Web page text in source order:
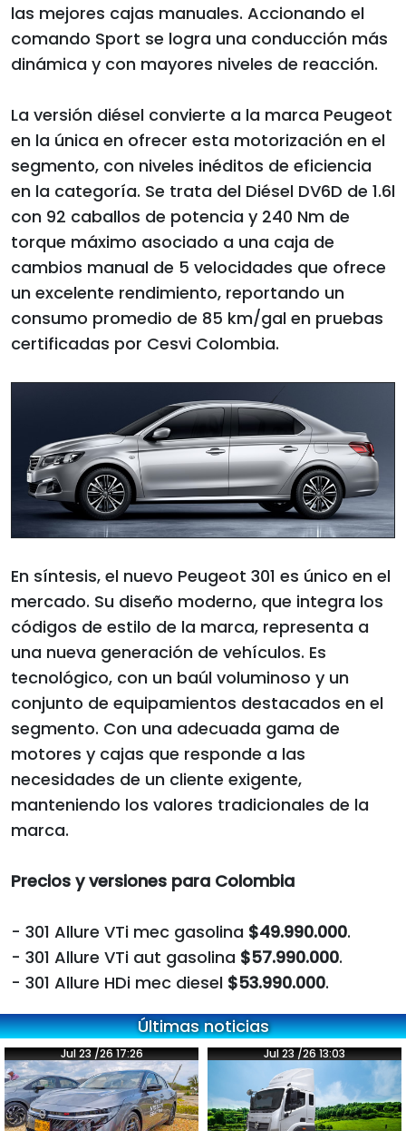
las mejores cajas manuales. Accionando el
comando Sport se logra una conducción más
dinámica y con mayores niveles de reacción.
La versión diésel convierte a la marca Peugeot
en la única en ofrecer esta motorización en el
segmento, con niveles inéditos de eficiencia
en la categoría. Se trata del Diésel DV6D de 1.6l
con 92 caballos de potencia y 240 Nm de
torque máximo asociado a una caja de
cambios manual de 5 velocidades que ofrece
un excelente rendimiento, reportando un
consumo promedio de 85 km/gal en pruebas
certificadas por Cesvi Colombia.
En síntesis, el nuevo Peugeot 301 es único en el
mercado. Su diseño moderno, que integra los
códigos de estilo de la marca, representa a
una nueva generación de vehículos. Es
tecnológico, con un baúl voluminoso y un
conjunto de equipamientos destacados en el
segmento. Con una adecuada gama de
motores y cajas que responde a las
necesidades de un cliente exigente,
manteniendo los valores tradicionales de la
marca.
Precios y versiones para Colombia
- 301 Allure VTi mec gasolina $49.990.000.
- 301 Allure VTi aut gasolina $57.990.000.
- 301 Allure HDi mec diesel $53.990.000.
Últimas noticias
Jul 23 /26 17:26 Jul 23 /26 13:03